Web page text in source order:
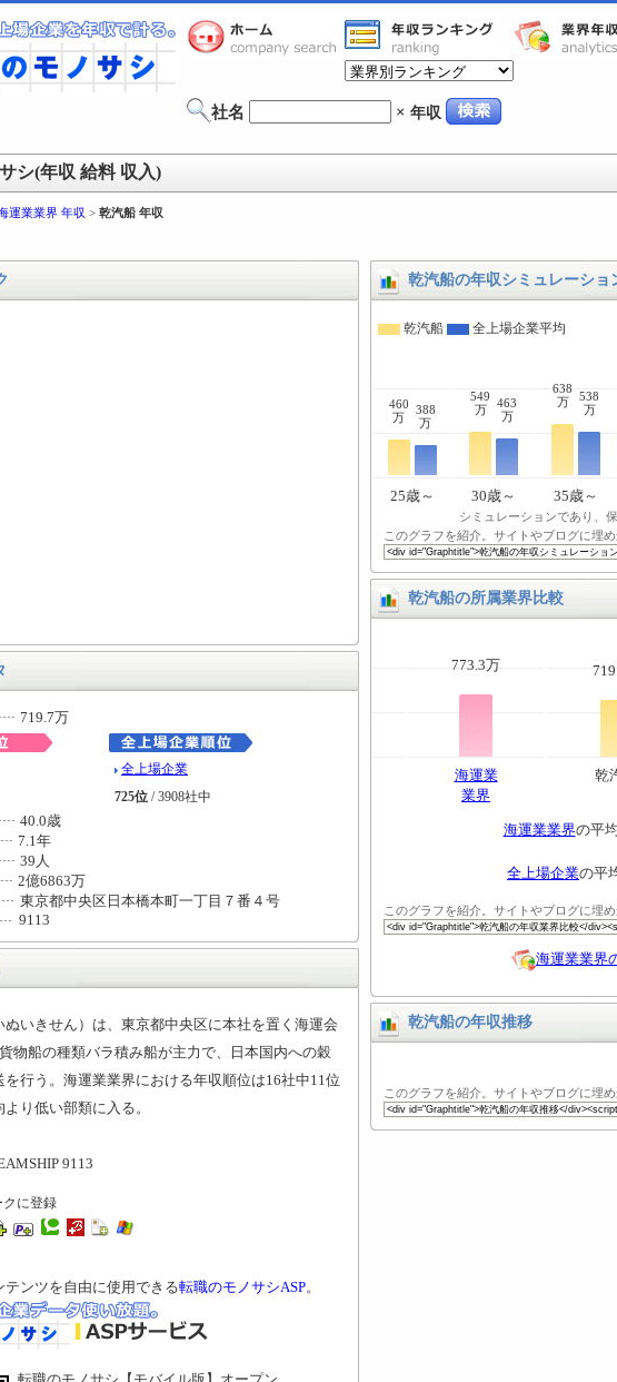
社名 × 年収
シ(年収 給料 収入)
運業業界 年収 > 乾汽船 年収
719.7万
全上場企業
725位 / 3908社中
40.0歳
7.1年
39人
2億6863万
東京都中央区日本橋本町一丁目７番４号
9113
いきせん）は、東京都中央区に本社を置く海運会
物船の種類バラ積み船が主力で、日本国内への穀
行う。海運業業界における年収順位は16社中11位
り低い部類に入る。
9113
クに登録
ンツを自由に使用できる転職のモノサシASP。
乾汽船の年収シミュレーショ
乾汽船 全上場企業平均
460
万
388
万
549
万
463
万
638
万
538
万
25歳～ 30歳～ 35歳～
シミュレーションであり、
このグラフを紹介。サイトやブログに埋
乾汽船の所属業界比較
773.3万
海運業
業界
乾
海運業業界の平
全上場企業の平
このグラフを紹介。サイトやブログに埋
海運業業界
乾汽船の年収推移
このグラフを紹介。サイトやブログに埋